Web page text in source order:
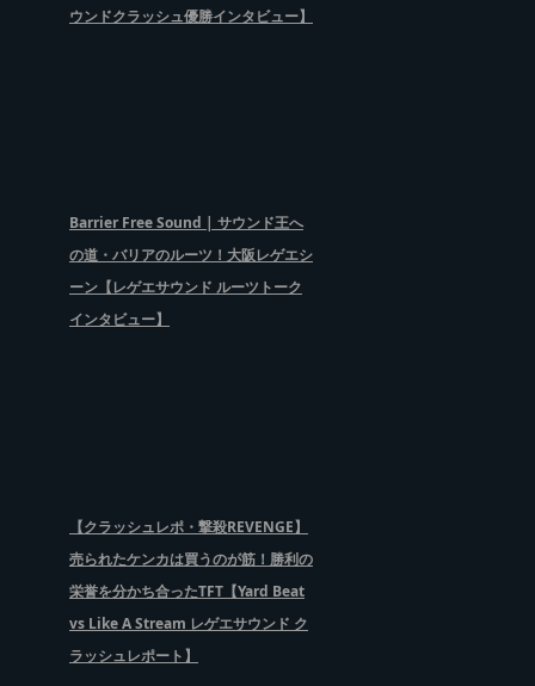
ウンドクラッシュ優勝インタビュー】
Barrier Free Sound | サウンド王へ
の道・バリアのルーツ！大阪レゲエシ
ーン【レゲエサウンド ルーツトーク
インタビュー】
【クラッシュレポ・撃殺REVENGE】
売られたケンカは買うのが筋！勝利の
栄誉を分かち合ったTFT【Yard Beat
vs Like A Stream レゲエサウンド ク
ラッシュレポート】